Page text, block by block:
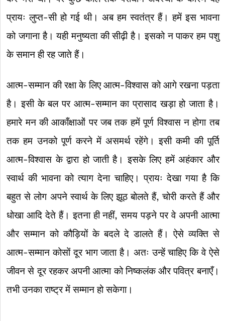
प्रायः लुप्त-सी हो गई थी। अब हम स्वतंत्र हैं। हमें इस भावना
को जगाना है। यही मनुष्यता की सीढ़ी है। इसको न पाकर हम पशु
के समान ही रह जाते हैं।
आत्म-सम्मान की रक्षा के लिए आत्म-विश्वास को आगे रखना पड़ता
है। इसी के बल पर आत्म-सम्मान का प्रासाद खड़ा हो जाता है।
हमारे मन की आकाँक्षाओं पर जब तक हमें पूर्ण विश्वास न होगा तब
तक हम उनको पूर्ण करने में असमर्थ रहेंगे। इसी कमी की पूर्ति
आत्म-विश्वास के द्वारा हो जाती है। इसके लिए हमें अहंकार और
स्वार्थ की भावना को त्याग देना चाहिए। प्रायः देखा गया है कि
बहुत से लोग अपने स्वार्थ के लिए झूठ बोलते हैं, चोरी करते हैं और
धोखा आदि देते हैं। इतना ही नहीं, समय पड़ने पर वे अपनी आत्मा
और सम्मान को कौड़ियों के बदले दे डालते हैं। ऐसे व्यक्ति से
आत्म-सम्मान कोसों दूर भाग जाता है। अतः उन्हें चाहिए कि वे ऐसे
जीवन से दूर रहकर अपनी आत्मा को निष्कलंक और पवित्र बनाएँ।
तभी उनका राष्ट्र में सम्मान हो सकेगा।